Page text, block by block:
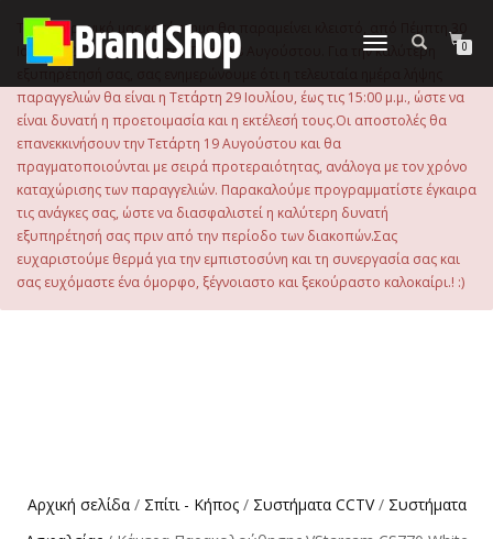
περιεχόμενο
Εναλλαγή
0
Το ηλεκτρονικό μας κατάστημα θα παραμείνει κλειστό, από Πέμπτη 30
Ιουλίου 2026 μέχρι και την Τρίτη 18 Αυγούστου. Για την καλύτερη
εξυπηρέτησή σας, σας ενημερώνουμε ότι η τελευταία ημέρα λήψης
παραγγελιών θα είναι η Τετάρτη 29 Ιουλίου, έως τις 15:00 μ.μ., ώστε να
είναι δυνατή η προετοιμασία και η εκτέλεσή τους.Οι αποστολές θα
επανεκκινήσουν την Τετάρτη 19 Αυγούστου και θα
πραγματοποιούνται με σειρά προτεραιότητας, ανάλογα με τον χρόνο
καταχώρισης των παραγγελιών. Παρακαλούμε προγραμματίστε έγκαιρα
τις ανάγκες σας, ώστε να διασφαλιστεί η καλύτερη δυνατή
εξυπηρέτησή σας πριν από την περίοδο των διακοπών.Σας
ευχαριστούμε θερμά για την εμπιστοσύνη και τη συνεργασία σας και
σας ευχόμαστε ένα όμορφο, ξέγνοιαστο και ξεκούραστο καλοκαίρι.! :)
Αρχική σελίδα/ Σπίτι - Κήπος/ Συστήματα CCTV/ Συστήματα